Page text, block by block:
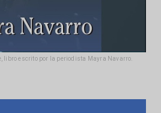
libro escrito por la periodista Mayra Navarro.